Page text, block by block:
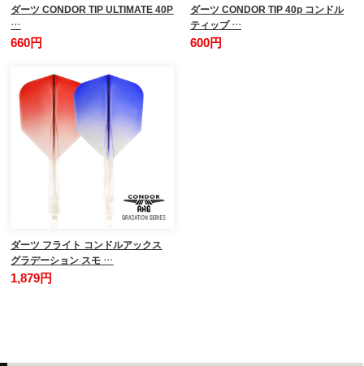
ダーツ CONDOR TIP ULTIMATE 40P
…
660円
ダーツ CONDOR TIP 40p コンドル
ティップ …
600円
ダーツ フライト コンドルアックス
グラデーション スモ …
1,879円